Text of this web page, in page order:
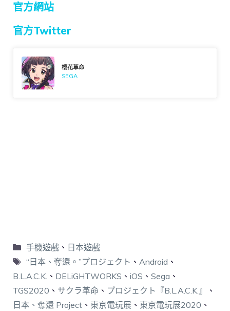
官方網站
官方Twitter
櫻花革命
SEGA
手機遊戲、 日本遊戲
“日本、奪還。”プロジェクト 、 Android 、
B.L.A.C.K. 、 DELiGHTWORKS 、 iOS 、 Sega 、
TGS2020 、 サクラ革命 、 プロジェクト『B.L.A.C.K.』
、
日本、奪還 Project 、 東京電玩展 、 東京電玩展2020 、